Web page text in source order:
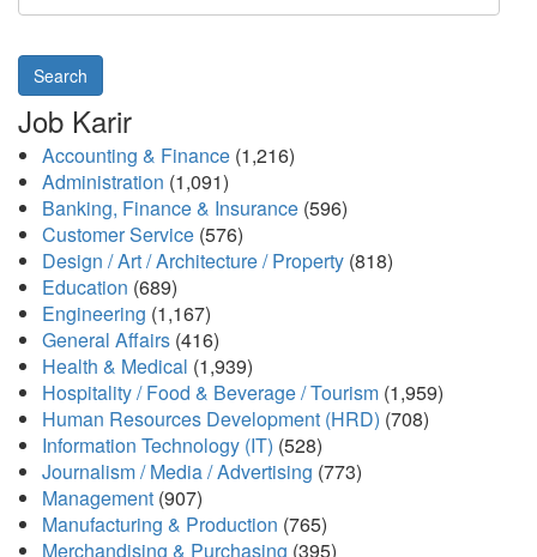
Search
Job Karir
Accounting & Finance (1,216)
Administration (1,091)
Banking, Finance & Insurance (596)
Customer Service (576)
Design / Art / Architecture / Property (818)
Education (689)
Engineering (1,167)
General Affairs (416)
Health & Medical (1,939)
Hospitality / Food & Beverage / Tourism (1,959)
Human Resources Development (HRD) (708)
Information Technology (IT) (528)
Journalism / Media / Advertising (773)
Management (907)
Manufacturing & Production (765)
Merchandising & Purchasing (395)